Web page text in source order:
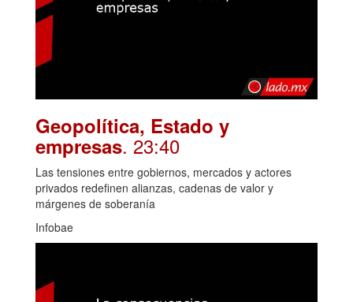
Geopolítica, Estado y
empresas. 23:40
Las tensiones entre gobiernos, mercados y actores
privados redefinen alianzas, cadenas de valor y
márgenes de soberanía
Infobae